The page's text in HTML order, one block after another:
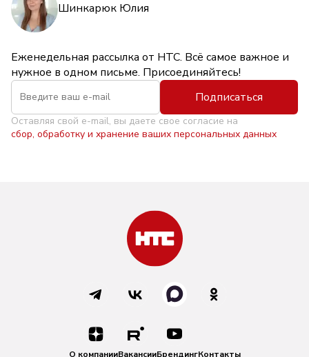
Шинкарюк Юлия
Еженедельная рассылка от НТС. Всё самое важное и
нужное в одном письме. Присоединяйтесь!
Подписаться
Оставляя свой e-mail, вы даете свое согласие на
сбор, обработку и хранение ваших персональных данных
О компанииВакансииБрендингКонтакты